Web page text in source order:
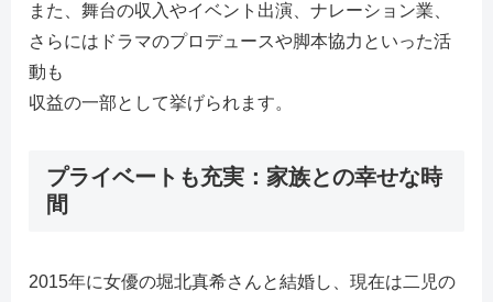
また、舞台の収入やイベント出演、ナレーション業、
さらにはドラマのプロデュースや脚本協力といった活
動も
収益の一部として挙げられます。
プライベートも充実：家族との幸せな時
間
2015年に女優の堀北真希さんと結婚し、現在は二児の